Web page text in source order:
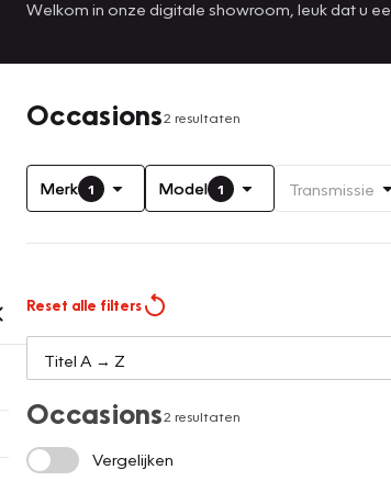
Welkom in onze digitale showroom, leuk dat u
Occasions2 resultaten
Merk 1 Model 1 Transmissie
Reset alle filters
Occasions2 resultaten
Vergelijken